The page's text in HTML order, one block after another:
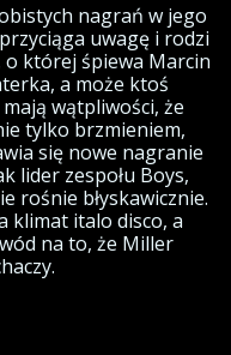
nagrań w jego
uwagę i rodzi
o której śpiewa Marcin
a może ktoś
wątpliwości, że
tylko brzmieniem,
się nowe nagranie
lider zespołu Boys,
rośnie błyskawicznie.
klimat italo disco, a
na to, że Miller